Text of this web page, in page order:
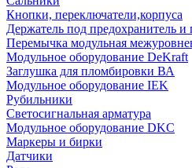
Кнопки, переключатели,корпуса
Держатель под предохранитель и
Перемычка модульная
Модульное оборудование DeKraft
Заглушка для пломбировки ВА
Модульное оборудование IEK
Рубильники
Светосигнальная арматура
Модульное оборудование DKC
Маркеры и бирки
Датчики